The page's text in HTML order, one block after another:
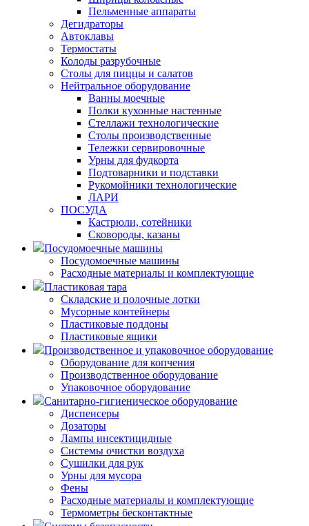
Пельменные аппараты
Дегидраторы
Автоклавы
Термостаты
Колоды разрубочные
Столы для пиццы и салатов
Нейтральное оборудование
Ванны моечные
Полки кухонные настенные
Стеллажи технологические
Столы производственные
Тележки сервировочные
Урны для фудкорта
Подтоварники и подставки
Рукомойники технологические
ЛАРИ
ПОСУДА
Кастрюли, сотейники
Сковороды, казаны
Посудомоечные машины
Посудомоечные машины
Расходные материалы и комплектующие
Пластиковая тара
Складские и полочные лотки
Мусорные контейнеры
Пластиковые поддоны
Пластиковые ящики
Производственное и упаковочное оборудование
Оборудование для копчения
Производственное оборудование
Упаковочное оборудование
Санитарно-гигиеническое оборудование
Диспенсеры
Дозаторы
Лампы инсектицидные
Системы очистки воздуха
Сушилки для рук
Урны для мусора
Фены
Расходные материалы и комплектующие
Термометры бесконтактные